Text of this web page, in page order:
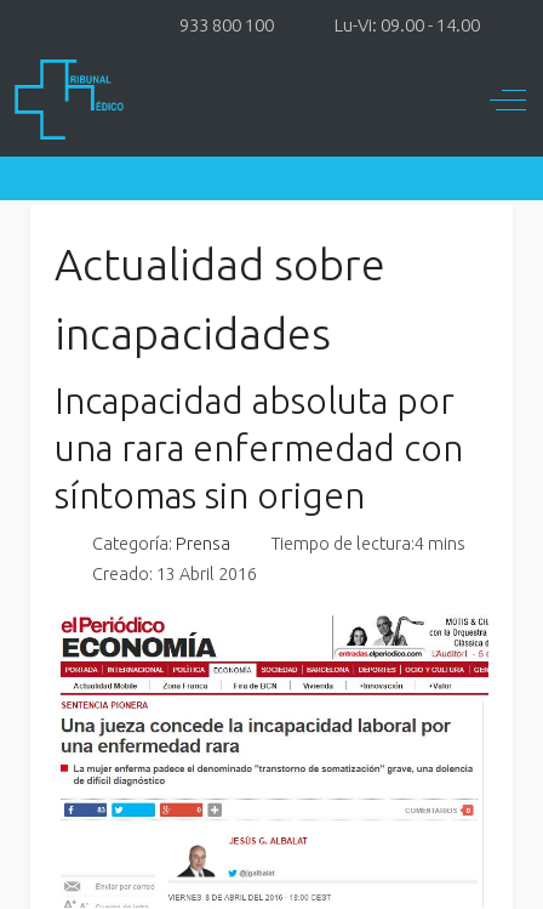
933 800 100 Lu-Vi: 09.00 - 14.00
Off-
Actualidad sobre
incapacidades
Incapacidad absoluta por
una rara enfermedad con
síntomas sin origen
Categoría: Prensa
Tiempo de lectura:4 mins
Creado: 13 Abril 2016